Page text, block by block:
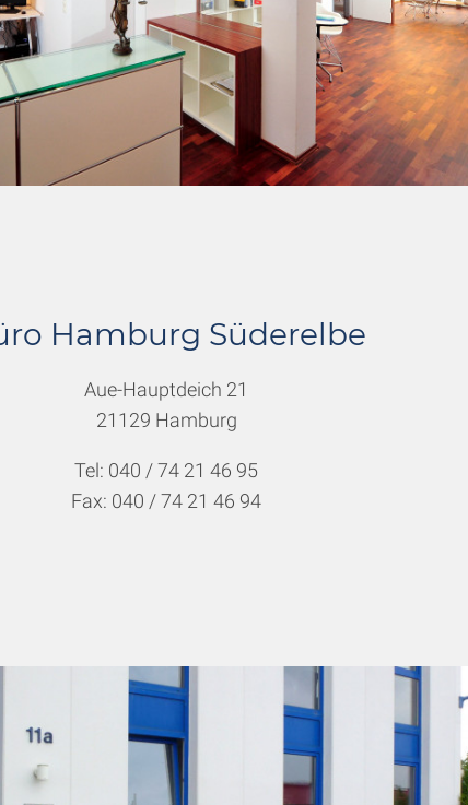
Hamburg Süderelbe
Aue-Hauptdeich 21
21129 Hamburg
Tel: 040 / 74 21 46 95
Fax: 040 / 74 21 46 94